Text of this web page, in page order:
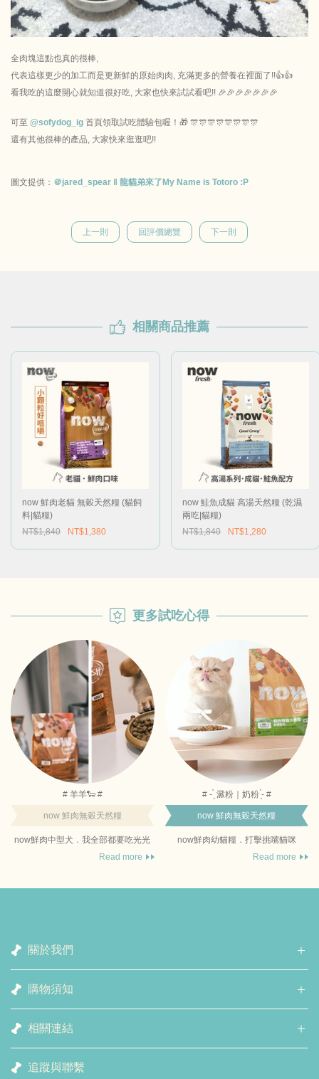
全肉塊這點也真的很棒,
代表這樣更少的加工而是更新鮮的原始肉肉, 充滿更多的營養在裡面了!!👍👍
看我吃的這麼開心就知道很好吃, 大家也快來試試看吧!! 🎉🎉🎉🎉🎉🎉🎉
可至 @sofydog_ig 首頁領取試吃體驗包喔！🎁 🎊🎊🎊🎊🎊🎊🎊🎊
還有其他很棒的產品, 大家快來逛逛吧!!
圖文提供： ＠jared_spear ‖ 龍貓弟來了My Name is Totoro :P
上一則 回評價總覽 下一則
相關商品推薦
now 鮮肉老貓 無穀天然糧 (貓飼
料|貓糧)
NT$1,840
NT$1,380
now 鮭魚成貓 高湯天然糧 (乾濕
兩吃|貓糧)
NT$1,840
NT$1,280
更多試吃心得
# 羊羊🐑 #
now 鮮肉無穀天然糧
now鮮肉中型犬．我全部都要吃光光
Read more
# - ̗̀ 澱粉｜奶粉 ̖́- #
now 鮮肉無穀天然糧
now鮮肉幼貓糧．打擊挑嘴貓咪
Read more
關於我們
購物須知
相關連結
追蹤與聯繫